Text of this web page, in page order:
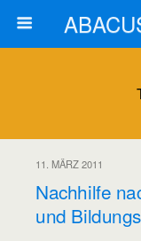
11. MÄRZ 2011
Nachhilfe
und